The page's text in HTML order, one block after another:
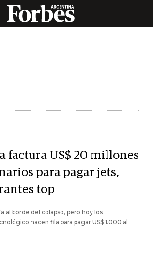
factura US$ 20 millones
para pagar jets,
top
al borde del colapso, pero hoy los
hacen fila para pagar US$ 1.000 al